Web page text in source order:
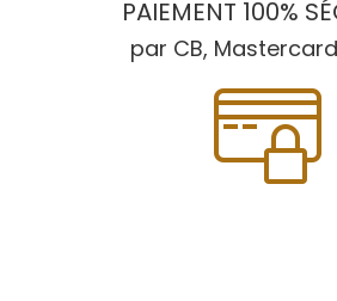
PAIEMENT 100%
par CB,